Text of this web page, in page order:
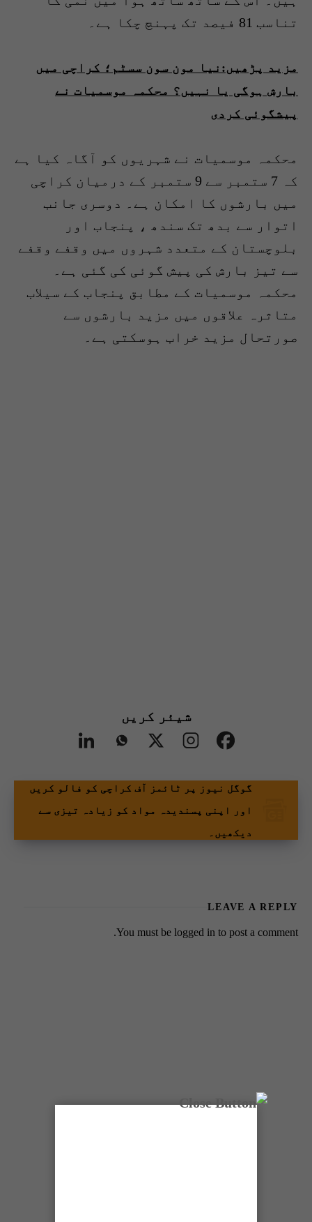
تناسب 81 فیصد تک پہنچ چکا ہے۔
مزید پڑھیں:نیا مون سون سسٹم؛ کراچی میں
بارش ہوگی یا نہیں؟ محکمہ موسمیات نے
پیشگوئی کردی
محکمہ موسمیات نے شہریوں کو آگاہ کیا ہے
کہ 7 ستمبر سے 9 ستمبر کے درمیان کراچی
میں بارشوں کا امکان ہے۔ دوسری جانب
اتوار سے بدھ تک سندھ ، پنجاب اور
بلوچستان کے متعدد شہروں میں وقفے وقفے
سے تیز بارش کی پیش گوئی کی گئی ہے۔
محکمہ موسمیات کے مطابق پنجاب کے سیلاب
متاثرہ علاقوں میں مزید بارشوں سے
صورتحال مزید خراب ہوسکتی ہے۔
شیئر کریں
گوگل نیوز پر ٹائمز آف کراچی کو فالو کریں
اور اپنی پسندیدہ مواد کو زیادہ تیزی سے
دیکھیں۔
LEAVE A REPLY
You must be logged in to post a comment.